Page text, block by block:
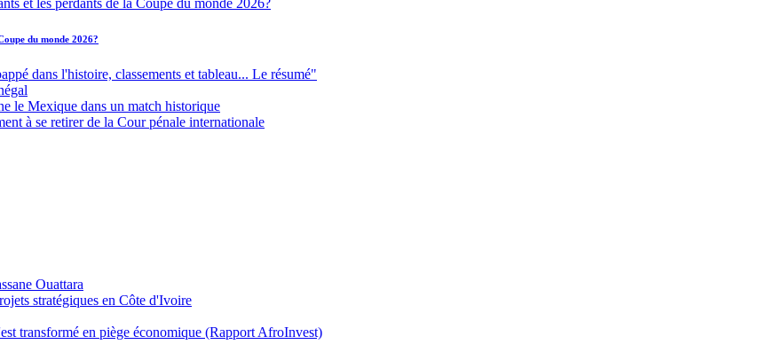
du monde 2026?
dans l'histoire, classements et tableau... Le résumé"
le Mexique dans un match historique
à se retirer de la Cour pénale internationale
Ouattara
stratégiques en Côte d'Ivoire
transformé en piège économique (Rapport AfroInvest)